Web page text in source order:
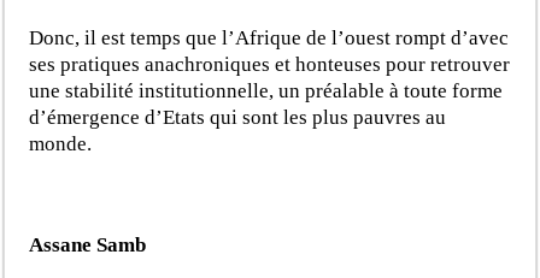
Donc, il est temps que l’Afrique de l’ouest rompt d’avec
ses pratiques anachroniques et honteuses pour retrouver
une stabilité institutionnelle, un préalable à toute forme
d’émergence d’Etats qui sont les plus pauvres au
monde.
Assane Samb